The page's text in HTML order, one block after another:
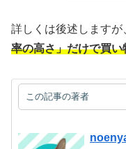
詳しくは後述しますが
率の高さ」だけで買
この記事の著者